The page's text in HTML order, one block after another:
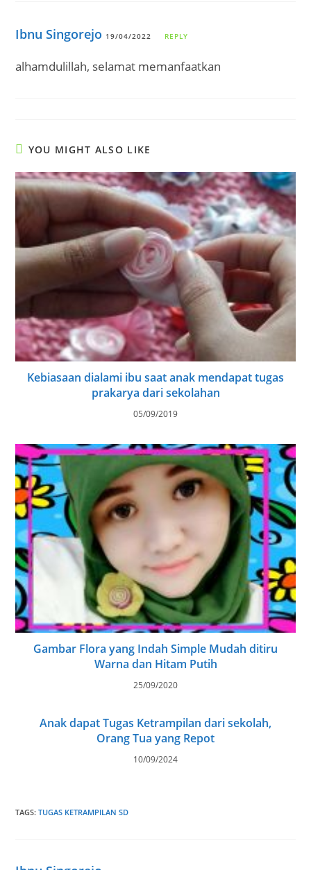
Ibnu Singorejo 19/04/2022 REPLY
alhamdulillah, selamat memanfaatkan
YOU MIGHT ALSO LIKE
Kebiasaan dialami ibu saat anak mendapat tugas
prakarya dari sekolahan
05/09/2019
Gambar Flora yang Indah Simple Mudah ditiru
Warna dan Hitam Putih
25/09/2020
Anak dapat Tugas Ketrampilan dari sekolah,
Orang Tua yang Repot
10/09/2024
TAGS:TUGAS KETRAMPILAN SD